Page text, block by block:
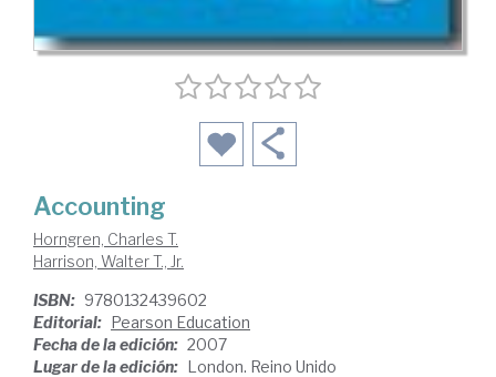
Accounting
Horngren, Charles T.
Harrison, Walter T., Jr.
ISBN: 9780132439602
Editorial: Pearson Education
Fecha de la edición: 2007
Lugar de la edición: London. Reino Unido